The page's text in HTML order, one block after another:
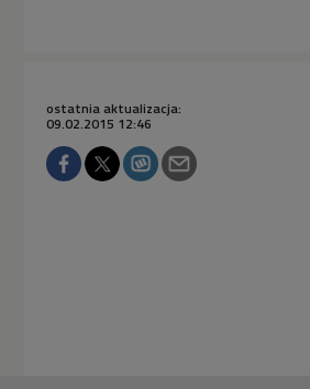
ostatnia aktualizacja:
09.02.2015 12:46